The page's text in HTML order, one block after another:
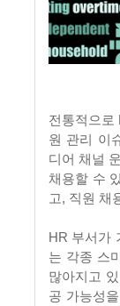
전통적으로
원 관리 이
디어 채널
채용할 수
고, 직원 채
HR 부서가
는 각종 스
많아지고
공 가능성